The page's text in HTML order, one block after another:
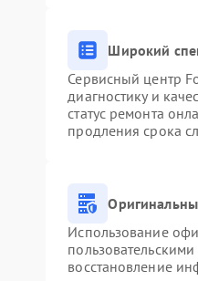
Широкий
Сервисный центр
диагностику и
статус ремонта
продления срока
Использование
восстановление